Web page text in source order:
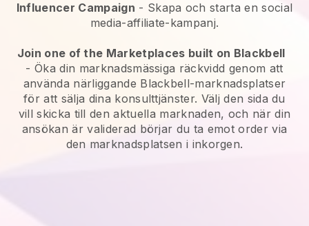
Influencer Campaign - Skapa och starta en social
media-affiliate-kampanj.
Join one of the Marketplaces built on Blackbell
-Öka din marknadsmässiga räckvidd genom att
använda närliggande Blackbell-marknadsplatser
för att sälja dina konsulttjänster. Välj den sida du
vill skicka till den aktuella marknaden, och när din
ansökan är validerad börjar du ta emot order via
den marknadsplatsen i inkorgen.